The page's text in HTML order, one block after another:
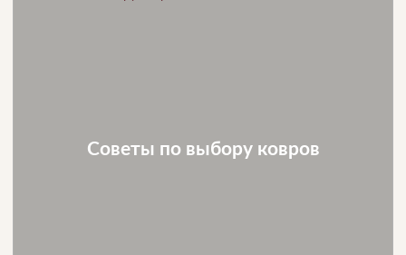
Советы по выбору ковров